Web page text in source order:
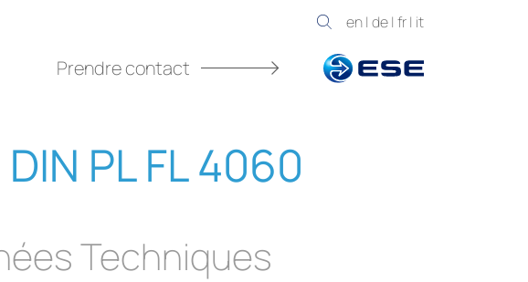
en| de| fr| it
Prendre contact
PL FL 4060
Techniques